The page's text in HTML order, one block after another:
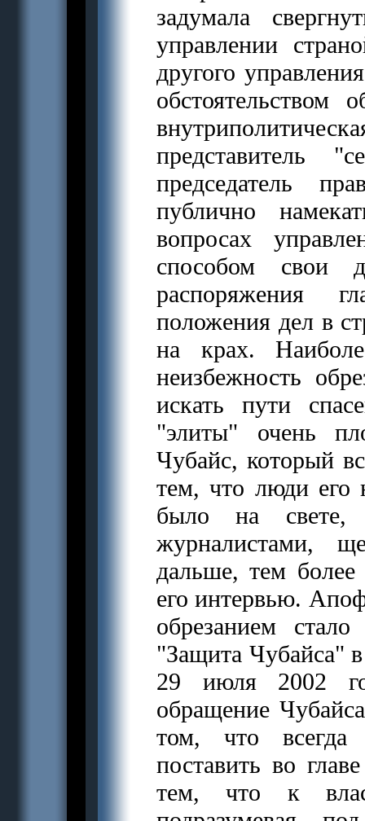
задумала
управлении
другого
обстоятельством
представитель
председатель
публично
вопросах
способом свои
распоряжения
положения дел в
на крах.
неизбежность
искать пути
"элиты" очень
Чубайс, который
тем, что люди его
было на свете,
журналистами,
дальше, тем более
его интервью.
обрезанием
"Защита Чубайса"
29 июля 2002
обращение
том, что всегда
поставить во
тем, что к